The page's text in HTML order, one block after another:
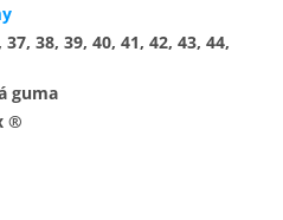
37, 38, 39, 40, 41, 42, 43, 44,
guma
®